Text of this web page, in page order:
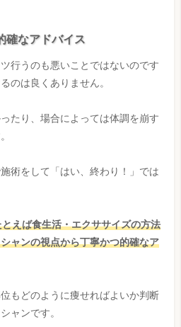
確なアドバイス
行うのも悪いことではないのです
のは良くありません。
たり、場合によっては体調を崩す
術をして「はい、終わり！」では
えば食生活・エクササイズの方法
ャンの視点から丁寧かつ的確なア
もどのように痩せればよいか判断
ャンです。